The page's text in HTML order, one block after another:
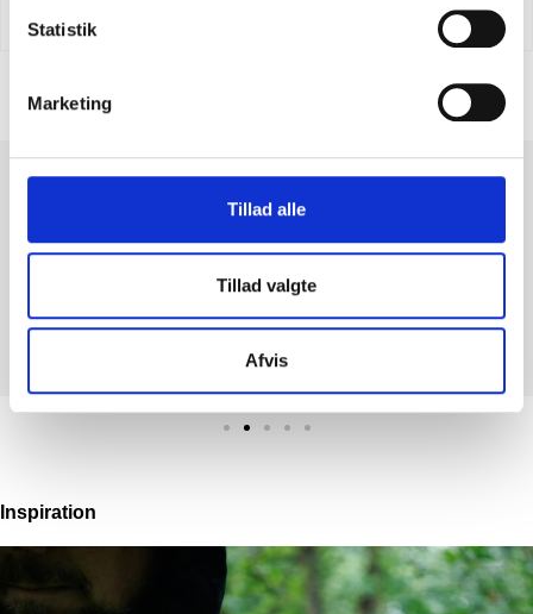
Statistik
Marketing
Tillad alle
Tillad valgte
Afvis
BRA. Första köpet perfekt. Snabb leverans och en super produkt.
Det är inte sista gången jag handlar på Feiber.se
Inspiration